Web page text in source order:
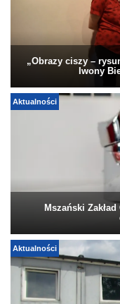
„Obrazy ciszy –
Iwony
Aktualności
Mszański
Aktualności